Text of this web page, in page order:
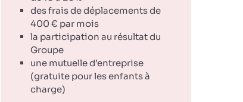
des frais de déplacements de
400 € par mois
la participation au résultat du
Groupe
une mutuelle d’entreprise
(gratuite pour les enfants à
charge)